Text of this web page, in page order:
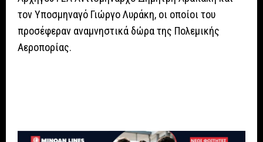
τον Υποσμηναγό Γιώργο Λυράκη, οι οποίοι του
προσέφεραν αναμνηστικά δώρα της Πολεμικής
Αεροπορίας.